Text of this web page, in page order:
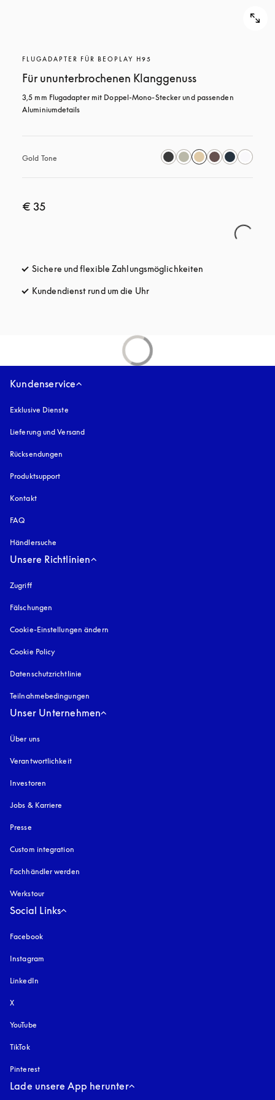
FLUGADAPTER FÜR BEOPLAY H95
Für ununterbrochenen Klanggenuss
3,5 mm Flugadapter mit Doppel-Mono-Stecker und passenden
Aluminiumdetails
Gold Tone
€ 35
Sichere und flexible Zahlungsmöglichkeiten
Kundendienst rund um die Uhröffnet sich in einem neuen Tab
Kundenservice
Exklusive Dienste
Lieferung und Versand
Rücksendungen
Produktsupport
Kontakt
FAQ
Händlersuche
Unsere Richtlinien
Zugrifföffnet sich in einem neuen Tab
Fälschungen
Cookie-Einstellungen ändern
Cookie Policy
Datenschutzrichtlinie
Teilnahmebedingungen
Unser Unternehmen
Über uns
Verantwortlichkeit
Investoren
Jobs & Karriere
Presse
Custom integration
Fachhändler werden
Werkstour
Social Links
Facebook
Instagram
LinkedIn
X
YouTube
TikTok
Pinterest
Lade unsere App herunter